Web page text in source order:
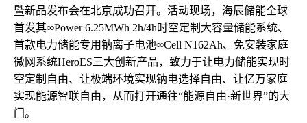
暨新品发布会在北京成功召开。活动现场，海辰储能全球
首发其∞Power 6.25MWh 2h/4h时空定制大容量储能系统、
首款电力储能专用钠离子电池∞Cell N162Ah、免安装家庭
微网系统HeroES三大创新产品，致力于让电力储能实现时
空定制自由、让极端环境实现钠电选择自由、让亿万家庭
实现能源智联自由，从而打开通往“能源自由·新世界”的大
门。